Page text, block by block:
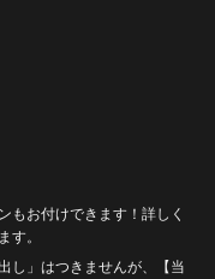
もお付けできます！詳しく
す。
し」はつきませんが、【当